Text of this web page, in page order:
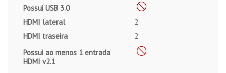
Possui USB 3.0
HDMI lateral
2
HDMI traseira
2
Possui ao menos 1 entrada
HDMI v2.1